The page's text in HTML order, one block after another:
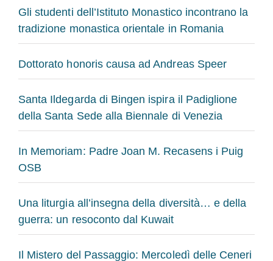
Gli studenti dell’Istituto Monastico incontrano la
tradizione monastica orientale in Romania
Dottorato honoris causa ad Andreas Speer
Santa Ildegarda di Bingen ispira il Padiglione
della Santa Sede alla Biennale di Venezia
In Memoriam: Padre Joan M. Recasens i Puig
OSB
Una liturgia all’insegna della diversità… e della
guerra: un resoconto dal Kuwait
Il Mistero del Passaggio: Mercoledì delle Ceneri